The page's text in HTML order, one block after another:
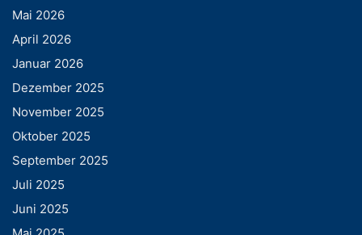
Mai 2026
April 2026
Januar 2026
Dezember 2025
November 2025
Oktober 2025
September 2025
Juli 2025
Juni 2025